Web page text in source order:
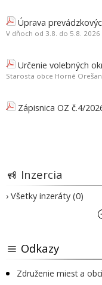
Úprava
V dňoch od 3.8. do 5.8. 2026
Určenie volebných
Starosta obce Horné
Zápisnica OZ č.4/
Inzercia
› Všetky inzeráty (0)
Odkazy
Združenie miest a obcí